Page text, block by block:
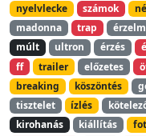
nyelvlecke
számok
madonna
trap
múlt
ultron érzés
ff
trailer előzetes
breaking
köszöntés
tisztelet
ízlés
kirohanás
kiállítás